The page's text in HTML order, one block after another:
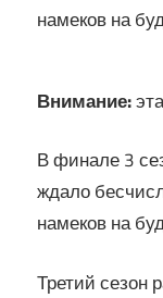
намеков на
Внимание:
В финале 3
ждало
намеков на
Третий сезон